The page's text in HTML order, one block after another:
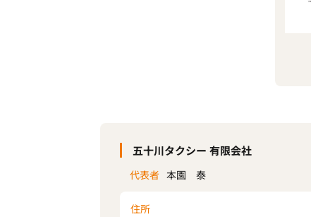
五十川タクシー 有限会社
代表者 本園 泰
住所